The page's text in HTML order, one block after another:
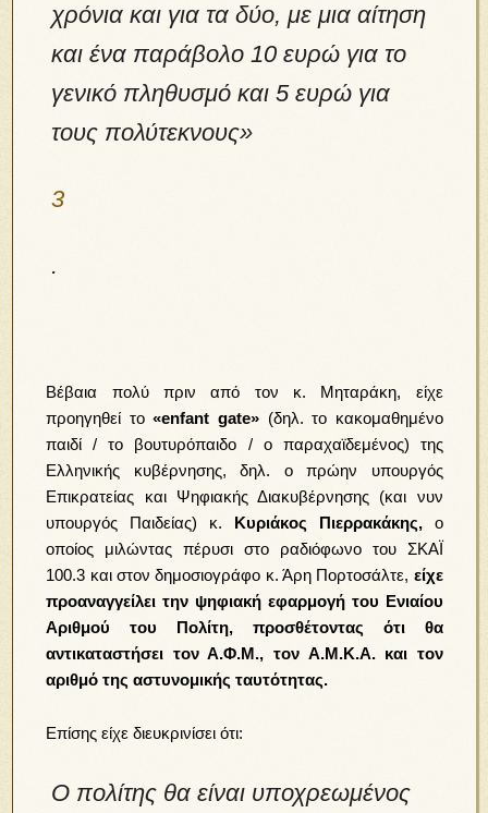
χρόνια και για τα δύο, με μια αίτηση
και ένα παράβολο 10 ευρώ για το
γενικό πληθυσμό και 5 ευρώ για
τους πολύτεκνους»
3
.
Βέβαια πολύ πριν από τον κ. Μηταράκη, είχε
προηγηθεί το«enfant gate» (δηλ. το κακομαθημένο
παιδί / το βουτυρόπαιδο / ο παραχαϊδεμένος) της
Ελληνικής κυβέρνησης, δηλ. ο πρώην υπουργός
Επικρατείας και Ψηφιακής Διακυβέρνησης (και νυν
υπουργός Παιδείας) κ. Κυριάκος Πιερρακάκης,ο
οποίος μιλώντας πέρυσι στο ραδιόφωνο του ΣΚΑΪ
100.3 και στον δημοσιογράφο κ. Άρη Πορτοσάλτε, είχε
προαναγγείλει την ψηφιακή εφαρμογή του Ενιαίου
Αριθμού του Πολίτη, προσθέτοντας ότι θα
αντικαταστήσει τον Α.Φ.Μ., τον Α.Μ.Κ.Α. και τον
αριθμό της αστυνομικής ταυτότητας.
Επίσης είχε διευκρινίσει ότι:
Ο πολίτης θα είναι υποχρεωμένος